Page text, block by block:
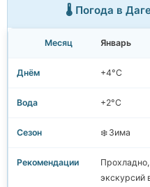
🌡️ Погода в
Январь
+4°C
+2°C
❄️ Зима
экскурсий